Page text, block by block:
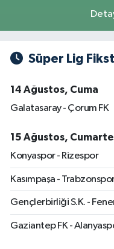
Süper Lig
14 Ağustos, Cuma
Galatasaray - Çorum FK
15 Ağustos,
Konyaspor - Rizespor
Kasımpaşa -
Gençlerbirliği S.K. -
Gaziantep FK -